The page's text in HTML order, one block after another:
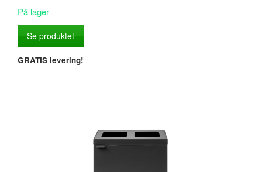
På lager
Se produktet
GRATIS levering!